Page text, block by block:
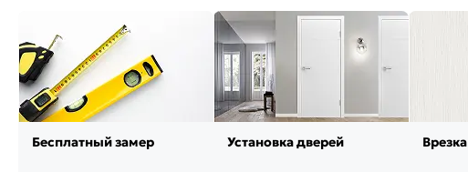
Бесплатный замер Установка дверей Врезка